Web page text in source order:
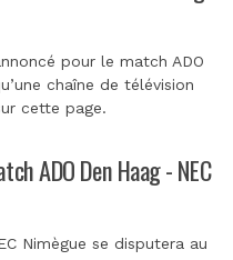
pour le match ADO
chaîne de télévision
cette page.
ADO Den Haag - NEC
Nimègue se disputera au